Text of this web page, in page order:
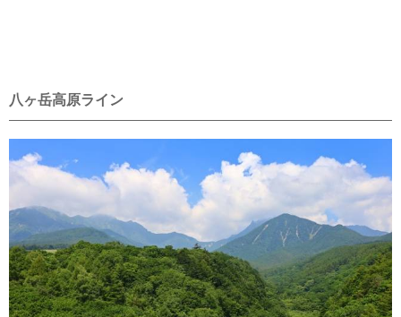
八ヶ岳高原ライン